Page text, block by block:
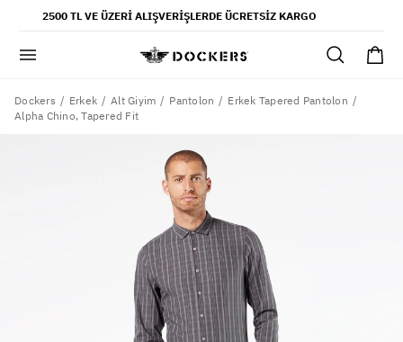
2500 TL VE ÜZERI ALIŞVERIŞLERDE ÜCRETSIZ KARGO
gömlek
şort
Dockers Erkek Alt Giyim Pantolon
Erkek Tapered Pantolon
Alpha Chino, Tapered Fit